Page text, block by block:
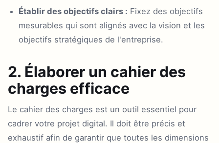
Établir des objectifs clairs : Fixez des objectifs
mesurables qui sont alignés avec la vision et les
objectifs stratégiques de l'entreprise.
2. Élaborer un cahier des
charges efficace
Le cahier des charges est un outil essentiel pour
cadrer votre projet digital. Il doit être précis et
exhaustif afin de garantir que toutes les dimensions